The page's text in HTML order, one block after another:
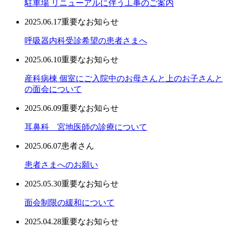
駐車場 リニューアルに伴う工事のご案内
2025.06.17重要なお知らせ
呼吸器内科受診希望の患者さまへ
2025.06.10重要なお知らせ
産科病棟 個室にご入院中のお母さんと上のお子さんと
の面会について
2025.06.09重要なお知らせ
耳鼻科 宮地医師の診療について
2025.06.07患者さん
患者さまへのお願い
2025.05.30重要なお知らせ
面会制限の緩和について
2025.04.28重要なお知らせ